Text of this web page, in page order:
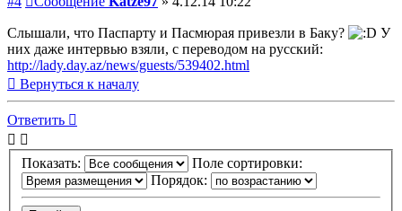
Слышали, что Паспарту и Пасмюрая привезли в Баку?
У
них даже интервью взяли, с переводом на русский:
http://lady.day.az/news/guests/539402.html
Вернуться к началу
Ответить
Показать:
Поле сортировки:
Порядок: